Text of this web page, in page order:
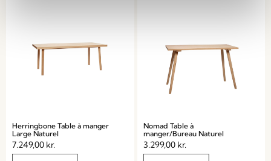
Herringbone Table à manger
Large Naturel
7.249,00 kr.
Nomad Table à
manger/Bureau Naturel
3.299,00 kr.